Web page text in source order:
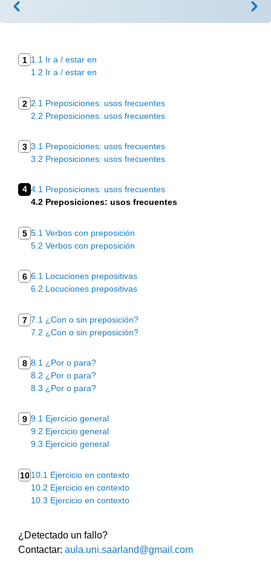
1 1.1 Ir a / estar en
1.2 Ir a / estar en
2 2.1 Preposiciones: usos frecuentes
2.2 Preposiciones: usos frecuentes
3 3.1 Preposiciones: usos frecuentes
3.2 Preposiciones: usos frecuentes
4 4.1 Preposiciones: usos frecuentes
4.2 Preposiciones: usos frecuentes
5 5.1 Verbos con preposición
5.2 Verbos con preposición
6 6.1 Locuciones prepositivas
6.2 Locuciones prepositivas
7 7.1 ¿Con o sin preposición?
7.2 ¿Con o sin preposición?
8 8.1 ¿Por o para?
8.2 ¿Por o para?
8.3 ¿Por o para?
9 9.1 Ejercicio general
9.2 Ejercicio general
9.3 Ejercicio general
10 10.1 Ejercicio en contexto
10.2 Ejercicio en contexto
10.3 Ejercicio en contexto
¿Detectado un fallo?
Contactar: aula.uni.saarland@gmail.com